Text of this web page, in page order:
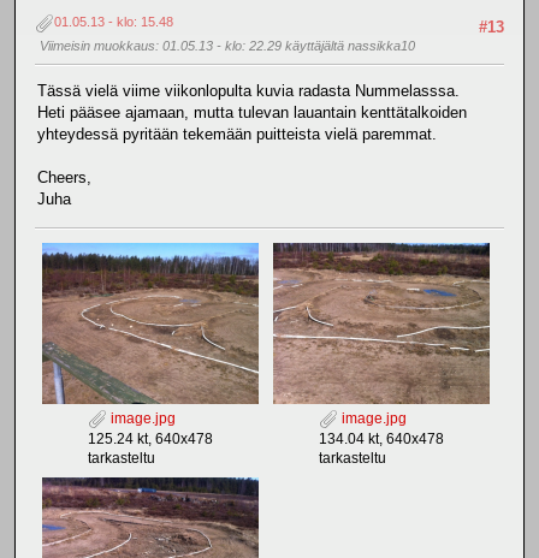
#13
01.05.13 - klo: 15.48
Viimeisin muokkaus: 01.05.13 - klo: 22.29 käyttäjältä nassikka10
Tässä vielä viime viikonlopulta kuvia radasta Nummelasssa.
Heti pääsee ajamaan, mutta tulevan lauantain kenttätalkoiden
yhteydessä pyritään tekemään puitteista vielä paremmat.
Cheers,
Juha
image.jpg
125.24 kt, 640x478
tarkasteltu
image.jpg
134.04 kt, 640x478
tarkasteltu